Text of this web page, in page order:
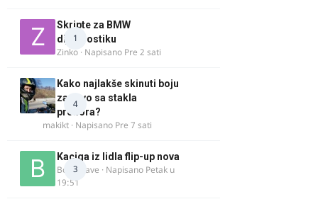
1
Skripte za BMW
dijagnostiku
Zinko · Napisano Pre 2 sati
4
Kako najlakše skinuti boju
za drvo sa stakla
prozora?
makikt · Napisano Pre 7 sati
3
Kaciga iz lidla flip-up nova
Bor-i-slave · Napisano Petak u
19:51